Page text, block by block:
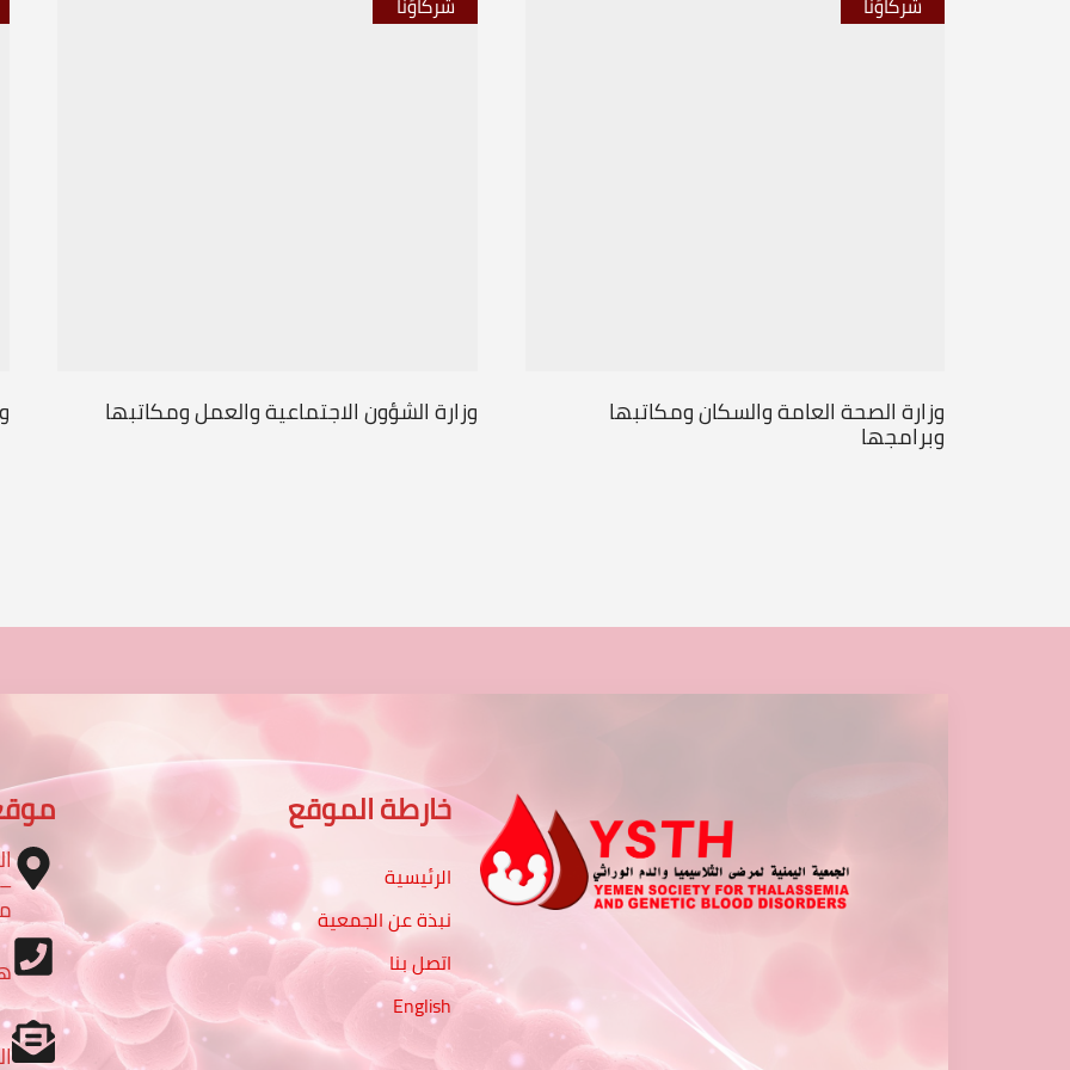
وزارة الصحة العامة والسكان ومكاتبها
وبرامجها
وزارة الشؤون الاجتماعية والعمل ومكاتبها
خارطة الموقع
الرئيسية
نبذة عن الجمعية
اتصل بنا
English